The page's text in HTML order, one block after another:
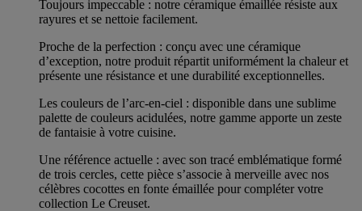
Toujours impeccable : notre céramique émaillée résiste aux
rayures et se nettoie facilement.
Proche de la perfection : conçu avec une céramique
d’exception, notre produit répartit uniformément la chaleur et
présente une résistance et une durabilité exceptionnelles.
Les couleurs de l’arc-en-ciel : disponible dans une sublime
palette de couleurs acidulées, notre gamme apporte un zeste
de fantaisie à votre cuisine.
Une référence actuelle : avec son tracé emblématique formé
de trois cercles, cette pièce s’associe à merveille avec nos
célèbres cocottes en fonte émaillée pour compléter votre
collection Le Creuset.